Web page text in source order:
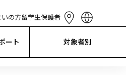
の方留学生保護者
简体中文
ート 対象者別